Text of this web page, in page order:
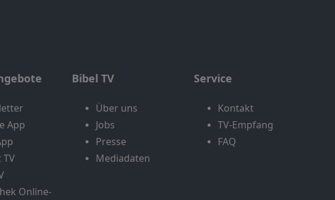
App
TV
Online-
Bibel TV
Über uns
Jobs
Presse
Mediadaten
Service
Kontakt
TV-Empfang
FAQ